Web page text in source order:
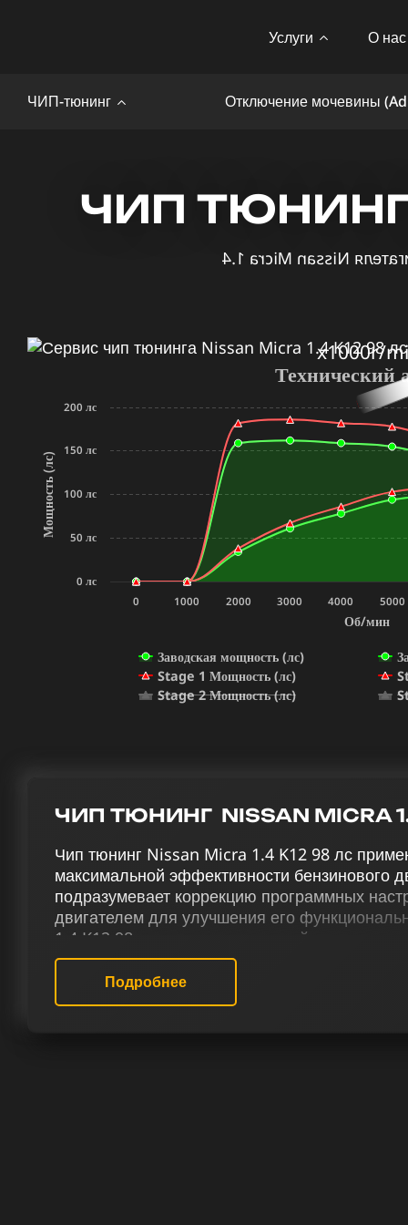
Услуги О нас
ЧИП-тюнинг Отключение мочевины
ЧИП ТЮНИНГ
x1000r/
Об/мин
Мощность (лс)
Технический
Заводская мощность (лс)
Stage 1 Мощность (лс)
Stage 2 Мощность (лс)
0 1000 2000 3000 4000 5000
0 лс
50 лс
100 лс
150 лс
200 лс
ЧИП ТЮНИНГ NISSAN MICRA
Чип тюнинг Nissan Micra 1.4 K12 98 лс
максимальной эффективности бензинового
подразумевает коррекцию программных
двигателем для улучшения его
1.4 K12 98 лс через комплексный тюнинг,
отключение катализатора (Евро-2) и Evap,
отстрелов, отключение VSA, адаптацию
скорости (Speedlimit), усиливает его
Подробнее